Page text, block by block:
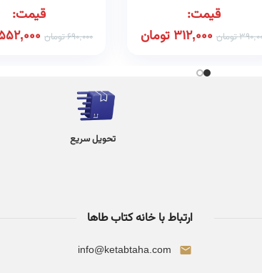
قیمت:
تومان 312,000تومان
قیمت:
690,000تومان
تحویل سریع
ارتباط با خانه کتاب طاها
info@ketabtaha.com